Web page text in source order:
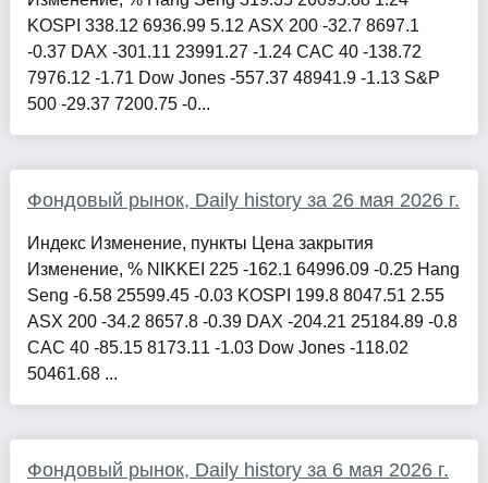
KOSPI 338.12 6936.99 5.12 ASX 200 -32.7 8697.1
-0.37 DAX -301.11 23991.27 -1.24 CAC 40 -138.72
7976.12 -1.71 Dow Jones -557.37 48941.9 -1.13 S&P
500 -29.37 7200.75 -0...
Фондовый рынок, Daily history за 26 мая 2026 г.
Индекс Изменение, пункты Цена закрытия
Изменение, % NIKKEI 225 -162.1 64996.09 -0.25 Hang
Seng -6.58 25599.45 -0.03 KOSPI 199.8 8047.51 2.55
ASX 200 -34.2 8657.8 -0.39 DAX -204.21 25184.89 -0.8
CAC 40 -85.15 8173.11 -1.03 Dow Jones -118.02
50461.68 ...
Фондовый рынок, Daily history за 6 мая 2026 г.